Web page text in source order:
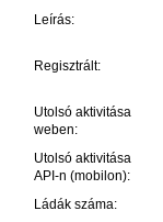
Leírás:
Regisztrált:
Utolsó aktivitása
weben:
Utolsó aktivitása
API-n (mobilon):
Ládák száma: